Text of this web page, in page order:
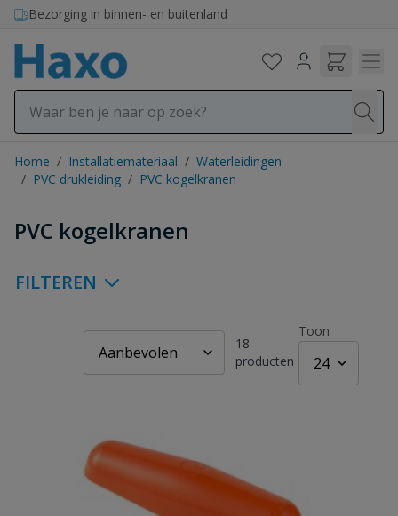
Ga naar de inhoud
Bezorging in binnen- en buitenland
Home / Installatiemateriaal / Waterleidingen
/ PVC drukleiding / PVC kogelkranen
PVC kogelkranen
FILTEREN
18
producten
Toon